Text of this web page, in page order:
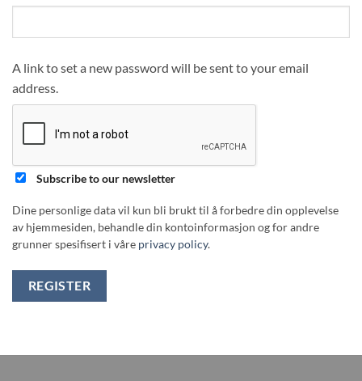
A link to set a new password will be sent to your email
address.
Subscribe to our newsletter
Dine personlige data vil kun bli brukt til å forbedre din opplevelse
av hjemmesiden, behandle din kontoinformasjon og for andre
grunner spesifisert i våre privacy policy.
REGISTER